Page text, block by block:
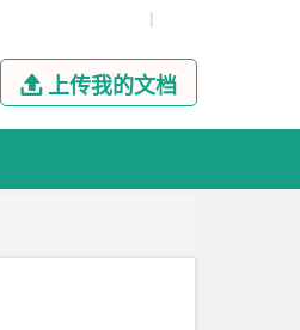
|
 上传我的文档